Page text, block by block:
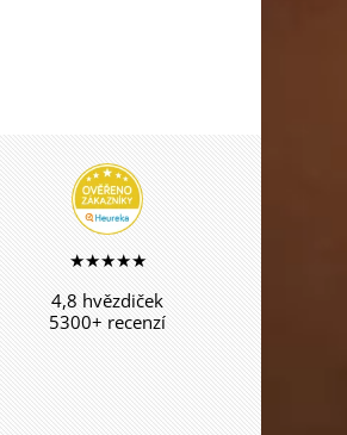
★★★★★
4,8 hvězdiček
5300+ recenzí